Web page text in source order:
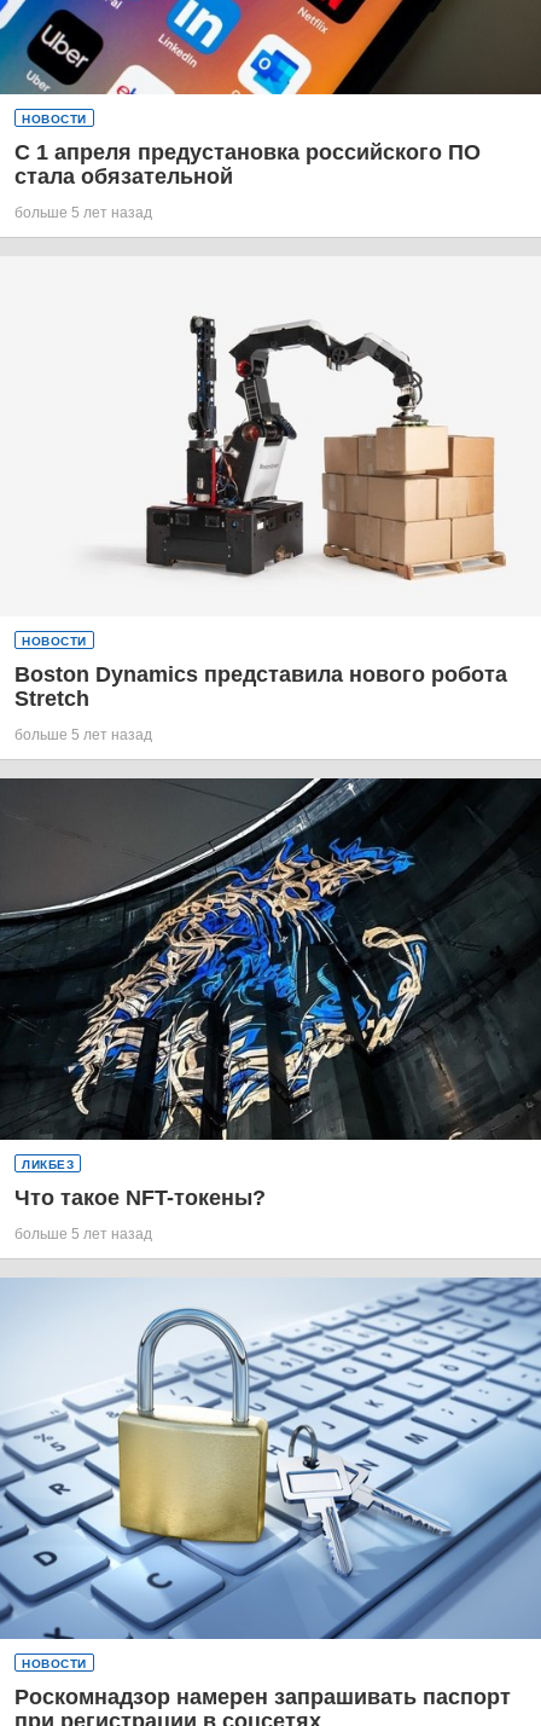
НОВОСТИ
С 1 апреля предустановка российского ПО
стала обязательной
больше 5 лет назад
НОВОСТИ
Boston Dynamics представила нового робота
Stretch
больше 5 лет назад
ЛИКБЕЗ
Что такое NFT-токены?
больше 5 лет назад
НОВОСТИ
Роскомнадзор намерен запрашивать паспорт
при регистрации в соцсетях